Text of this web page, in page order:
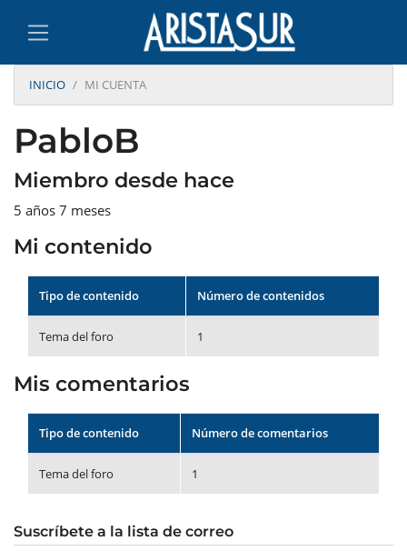
INICIO MI CUENTA
PabloB
Miembro desde hace
5 años 7 meses
Mi contenido
Tipo de contenido Número de contenidos
Tema del foro 1
Mis comentarios
Tipo de contenido Número de comentarios
Tema del foro 1
Suscríbete a la lista de correo